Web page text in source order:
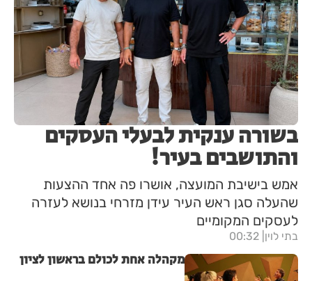
בשורה ענקית לבעלי העסקים
והתושבים בעיר!
אמש בישיבת המועצה, אושרו פה אחד ההצעות
שהעלה סגן ראש העיר עידן מזרחי בנושא לעזרה
לעסקים המקומיים
בתי לוין 00:32
מקהלה אחת לכולם בראשון לציון